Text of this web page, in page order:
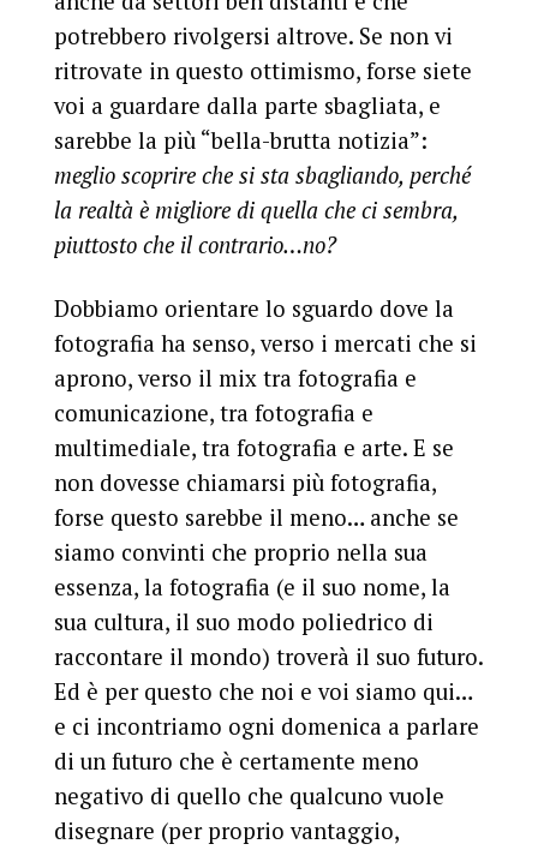
potrebbero rivolgersi altrove. Se non vi
ritrovate in questo ottimismo, forse siete
voi a guardare dalla parte sbagliata, e
sarebbe la più “bella-brutta notizia”:
meglio scoprire che si sta sbagliando, perché
la realtà è migliore di quella che ci sembra,
piuttosto che il contrario…no?
Dobbiamo orientare lo sguardo dove la
fotografia ha senso, verso i mercati che si
aprono, verso il mix tra fotografia e
comunicazione, tra fotografia e
multimediale, tra fotografia e arte. E se
non dovesse chiamarsi più fotografia,
forse questo sarebbe il meno… anche se
siamo convinti che proprio nella sua
essenza, la fotografia (e il suo nome, la
sua cultura, il suo modo poliedrico di
raccontare il mondo) troverà il suo futuro.
Ed è per questo che noi e voi siamo qui…
e ci incontriamo ogni domenica a parlare
di un futuro che è certamente meno
negativo di quello che qualcuno vuole
disegnare (per proprio vantaggio,